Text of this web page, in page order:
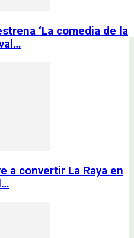
‘La comedia de la
a convertir La Raya en